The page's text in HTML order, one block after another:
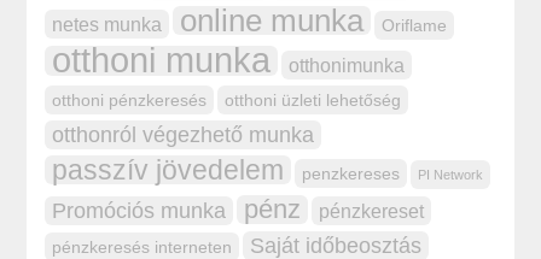
netes munka online munka Oriflame
otthoni munka otthonimunka
otthoni pénzkeresés otthoni üzleti lehetőség
otthonról végezhető munka
passzív jövedelem penzkereses PI Network
Promóciós munka pénz pénzkereset
pénzkeresés interneten
Saját időbeosztás